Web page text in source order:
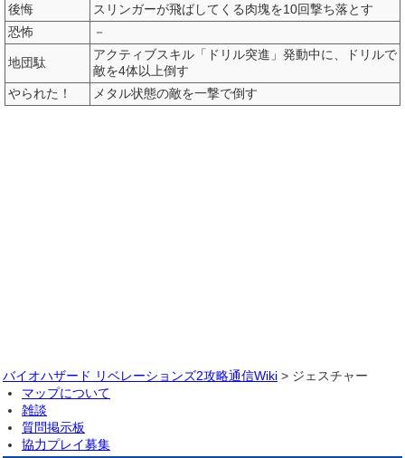
後悔
スリンガーが飛ばしてくる肉塊を10回撃ち落とす
恐怖
－
地団駄
アクティブスキル「ドリル突進」発動中に、ドリルで
敵を4体以上倒す
やられた！
メタル状態の敵を一撃で倒す
バイオハザード リベレーションズ2攻略通信Wiki > ジェスチャー
マップについて
雑談
質問掲示板
協力プレイ募集